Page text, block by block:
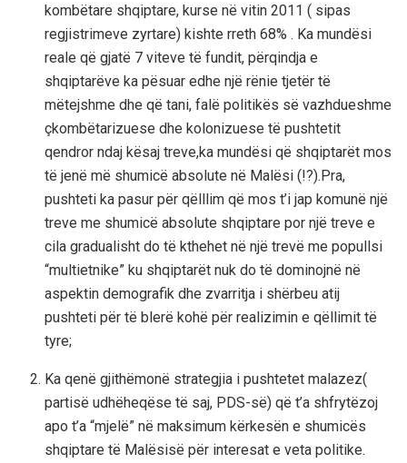
kombëtare shqiptare, kurse në vitin 2011 ( sipas
regjistrimeve zyrtare) kishte rreth 68% . Ka mundësi
reale që gjatë 7 viteve të fundit, përqindja e
shqiptarëve ka pësuar edhe një rënie tjetër të
mëtejshme dhe që tani, falë politikës së vazhdueshme
çkombëtarizuese dhe kolonizuese të pushtetit
qendror ndaj kësaj treve,ka mundësi që shqiptarët mos
të jenë më shumicë absolute në Malësi (!?).Pra,
pushteti ka pasur për qëlllim që mos t’i jap komunë një
treve me shumicë absolute shqiptare por një treve e
cila gradualisht do të kthehet në një trevë me popullsi
“multietnike” ku shqiptarët nuk do të dominojnë në
aspektin demografik dhe zvarritja i shërbeu atij
pushteti për të blerë kohë për realizimin e qëllimit të
tyre;
Ka qenë gjithëmonë strategjia i pushtetet malazez(
partisë udhëheqëse të saj, PDS-së) që t’a shfrytëzoj
apo t’a “mjelë” në maksimum kërkesën e shumicës
shqiptare të Malësisë për interesat e veta politike.